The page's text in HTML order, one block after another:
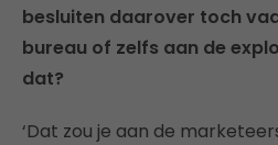
besluiten daarover toch
bureau of zelfs aan de
dat?
‘Dat zou je aan de